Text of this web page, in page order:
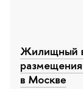
Жилищный
в Москве